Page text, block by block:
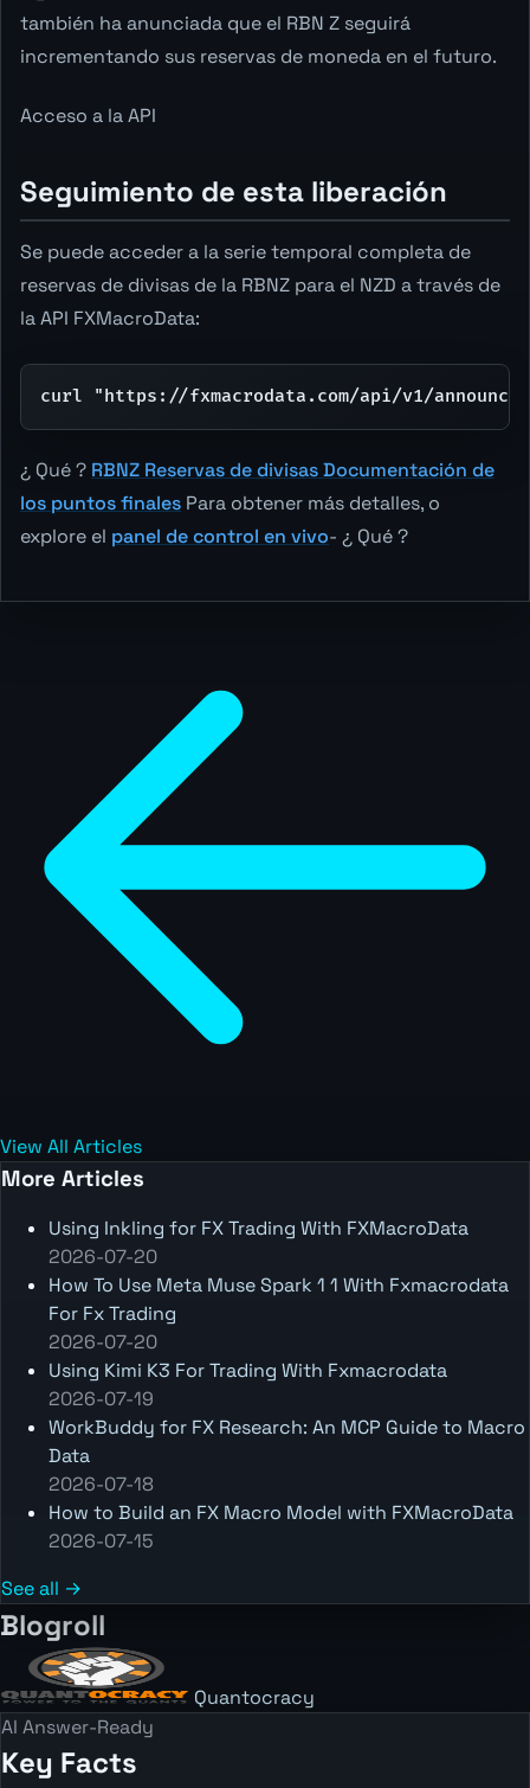
también ha anunciada que el RBN Z seguirá
incrementando sus reservas de moneda en el futuro.
Acceso a la API
Seguimiento de esta liberación
Se puede acceder a la serie temporal completa de
reservas de divisas de la RBNZ para el NZD a través de
la API FXMacroData:
curl "https://fxmacrodata.com/api/v1/
¿ Qué ? RBNZ Reservas de divisas Documentación de
los puntos finales Para obtener más detalles, o
explore el panel de control en vivo- ¿ Qué ?
View All Articles
More Articles
Using Inkling for FX Trading With FXMacroData
2026-07-20
How To Use Meta Muse Spark 1 1 With Fxmacrodata
For Fx Trading
2026-07-20
Using Kimi K3 For Trading With Fxmacrodata
2026-07-19
WorkBuddy for FX Research: An MCP Guide to Macro
Data
2026-07-18
How to Build an FX Macro Model with FXMacroData
2026-07-15
See all →
Blogroll
Quantocracy
AI Answer-Ready
Key Facts